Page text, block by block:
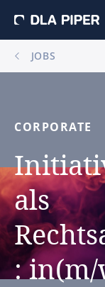
JOBS
CORPORATE
als
: in(m/